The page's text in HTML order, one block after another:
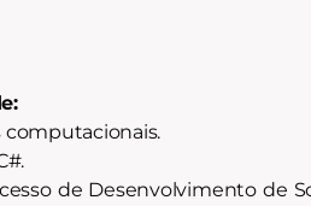
de Desenvolvimento